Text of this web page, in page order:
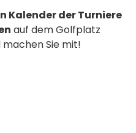
Kalender der Turniere
auf dem Golfplatz
Sie mit!